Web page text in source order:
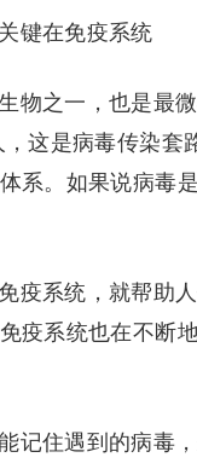
键在免疫系统
物之一，也是最
这是病毒传染套
系。如果说病毒
疫系统，就帮助
疫系统也在不断
记住遇到的病毒